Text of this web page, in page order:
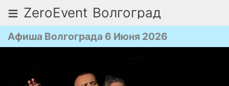
≡ ZeroEvent Волгоград
Афиша Волгограда 6 Июня 2026